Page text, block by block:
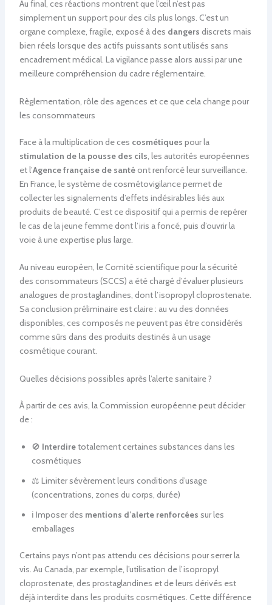
Au final, ces réactions montrent que l’œil n’est pas
simplement un support pour des cils plus longs. C’est un
organe complexe, fragile, exposé à des dangers discrets mais
bien réels lorsque des actifs puissants sont utilisés sans
encadrement médical. La vigilance passe alors aussi par une
meilleure compréhension du cadre réglementaire.
Règlementation, rôle des agences et ce que cela change pour
les consommateurs
Face à la multiplication de ces cosmétiques pour la
stimulation de la pousse des cils, les autorités européennes
et l’Agence française de santéont renforcé leur surveillance.
En France, le système de cosmétovigilance permet de
collecter les signalements d’effets indésirables liés aux
produits de beauté. C’est ce dispositif qui a permis de repérer
le cas de la jeune femme dont l’iris a foncé, puis d’ouvrir la
voie à une expertise plus large.
Au niveau européen, le Comité scientifique pour la sécurité
des consommateurs (SCCS) a été chargé d’évaluer plusieurs
analogues de prostaglandines, dont l’isopropyl cloprostenate.
Sa conclusion préliminaire est claire : au vu des données
disponibles, ces composés ne peuvent pas être considérés
comme sûrs dans des produits destinés à un usage
cosmétique courant.
Quelles décisions possibles après l’alerte sanitaire ?
À partir de ces avis, la Commission européenne peut décider
de :
🚫 Interdiretotalement certaines substances dans les
cosmétiques
⚖️ Limiter sévèrement leurs conditions d’usage
(concentrations, zones du corps, durée)
ℹ️ Imposer des mentions d’alerte renforcées sur les
emballages
Certains pays n’ont pas attendu ces décisions pour serrer la
vis. Au Canada, par exemple, l’utilisation de l’isopropyl
cloprostenate, des prostaglandines et de leurs dérivés est
déjà interdite dans les produits cosmétiques. Cette différence